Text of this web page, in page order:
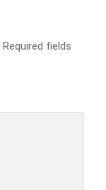
Required fields